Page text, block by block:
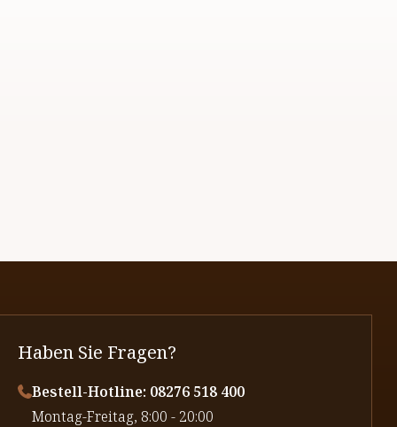
Haben Sie Fragen?
Bestell-Hotline: 08276 518 400
⁠Montag-Freitag, 8:00 - 20:00